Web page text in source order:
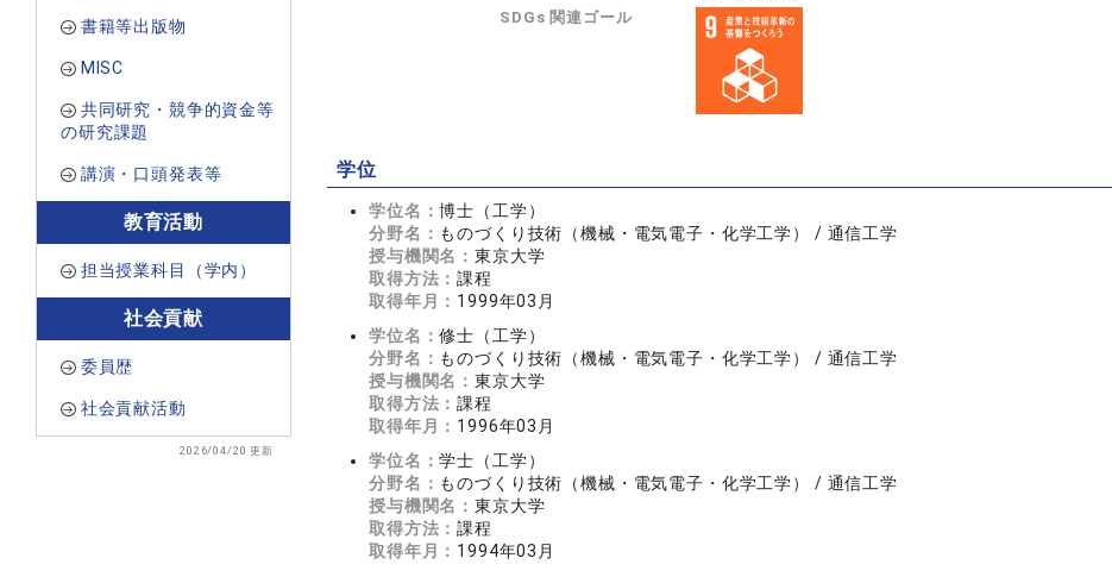
書籍等出版物
MISC
共同研究・競争的資金等
の研究課題
講演・口頭発表等
教育活動
担当授業科目（学内）
社会貢献
委員歴
社会貢献活動
2026/04/20 更新
SDGs 関連ゴール
学位
学位名：博士（工学）
分野名： ものづくり技術（機械・電気電子・化学工学） / 通信工学
授与機関名：東京大学
取得方法：課程
取得年月： 1999年03月
学位名：修士（工学）
分野名： ものづくり技術（機械・電気電子・化学工学） / 通信工学
授与機関名：東京大学
取得方法：課程
取得年月： 1996年03月
学位名：学士（工学）
分野名： ものづくり技術（機械・電気電子・化学工学） / 通信工学
授与機関名：東京大学
取得方法：課程
取得年月： 1994年03月